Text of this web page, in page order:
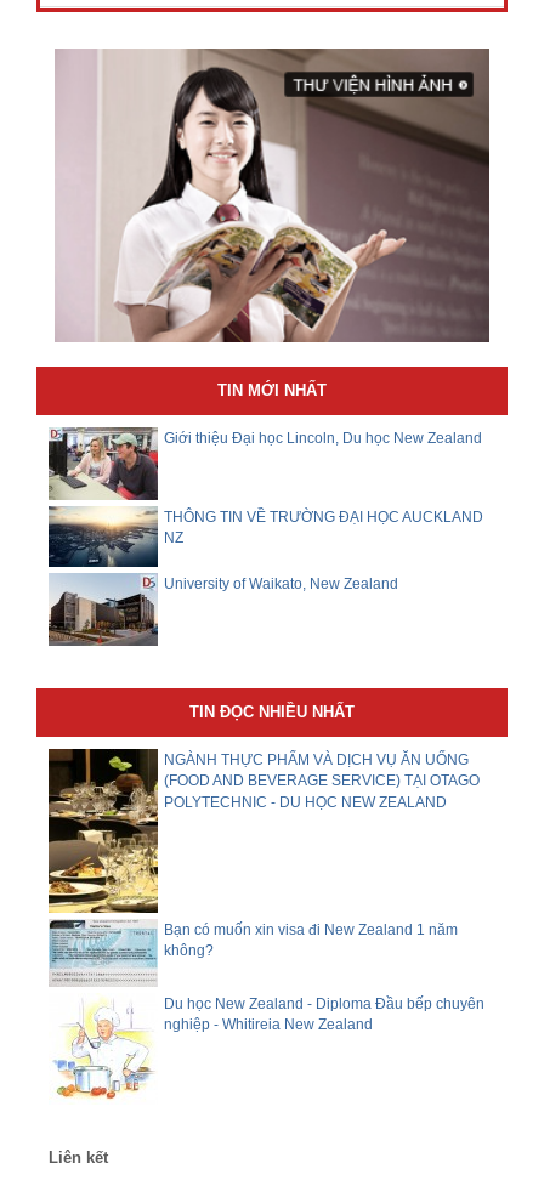
TIN MỚI NHẤT
Giới thiệu Đại học Lincoln, Du học New Zealand
THÔNG TIN VỀ TRƯỜNG ĐẠI HỌC AUCKLAND
NZ
University of Waikato, New Zealand
TIN ĐỌC NHIỀU NHẤT
NGÀNH THỰC PHẨM VÀ DỊCH VỤ ĂN UỐNG
(FOOD AND BEVERAGE SERVICE) TẠI OTAGO
POLYTECHNIC - DU HỌC NEW ZEALAND
Bạn có muốn xin visa đi New Zealand 1 năm
không?
Du học New Zealand - Diploma Đầu bếp chuyên
nghiệp - Whitireia New Zealand
Liên kết